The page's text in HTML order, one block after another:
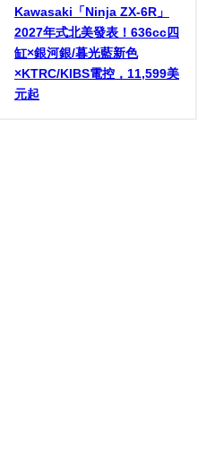
Kawasaki「Ninja ZX-6R」
2027年式北美發表！636cc四
缸×銀河銀/暮光藍新色
×KTRC/KIBS電控，11,599美
元起